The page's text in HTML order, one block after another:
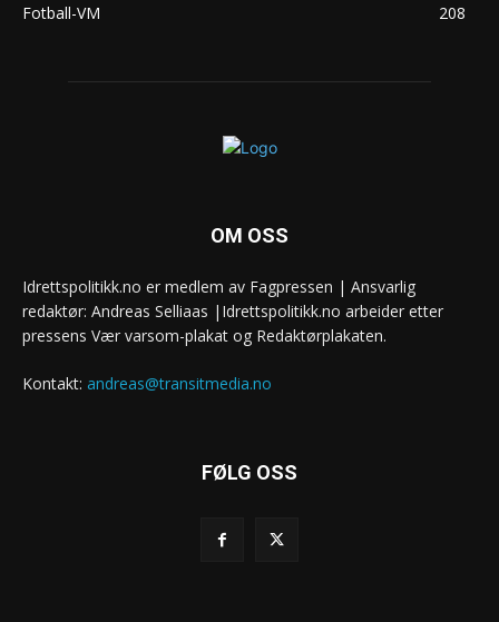
Fotball-VM
208
OM OSS
Idrettspolitikk.no er medlem av Fagpressen | Ansvarlig
redaktør: Andreas Selliaas |Idrettspolitikk.no arbeider etter
pressens Vær varsom-plakat og Redaktørplakaten.
Kontakt: andreas@transitmedia.no
FØLG OSS